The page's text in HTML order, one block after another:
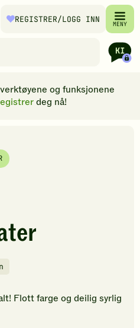
REGISTRER/LOGG INN MENY
og funksjonene
deg nå!
Flott farge og deilig syrlig